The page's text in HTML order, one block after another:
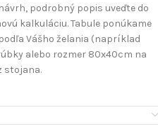
podrobný popis uveďte do
kalkuláciu. Tabule ponúkame
Vášho želania (napríklad
alebo rozmer 80x40cm na
stojana.